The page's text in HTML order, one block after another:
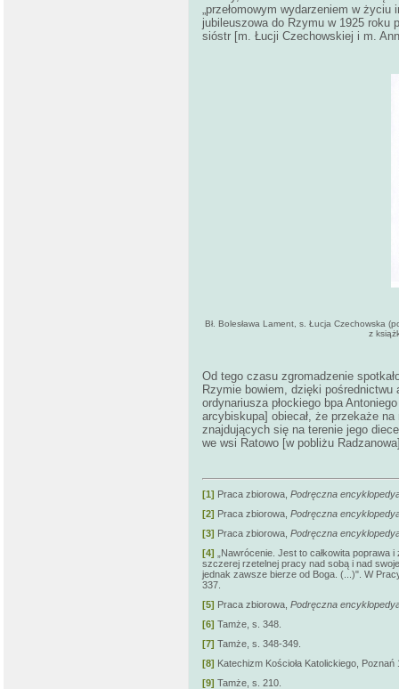
„przełomowym wydarzeniem w
jubileuszowa do Rzymu w 1925 roku
sióstr [m. Łucji Czechowskiej i m.
Bł. Bolesława Lament, s. Łucja Czechowska
z
Od tego czasu zgromadzenie
Rzymie bowiem, dzięki
ordynariusza płockiego bpa
arcybiskupa] obiecał, że przekaże
znajdujących się na terenie jego
we wsi Ratowo [w pobliżu
[1] Praca zbiorowa, Podręczna
[2] Praca zbiorowa, Podręczna
[3] Praca zbiorowa, Podręczna
[4] „Nawrócenie. Jest to całkowita
szczerej rzetelnej pracy nad sobą i nad
jednak zawsze bierze od Boga. (...)". W
337.
[5] Praca zbiorowa, Podręczna
[6] Tamże, s. 348.
[7] Tamże, s. 348-349.
[8] Katechizm Kościoła Katolickiego,
[9] Tamże, s. 210.